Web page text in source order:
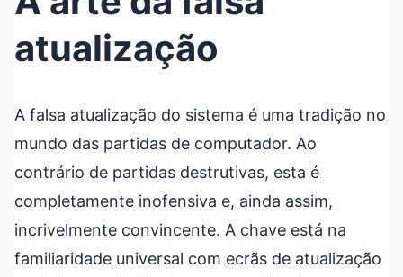
atualização
A falsa atualização do sistema é uma tradição no
mundo das partidas de computador. Ao
contrário de partidas destrutivas, esta é
completamente inofensiva e, ainda assim,
incrivelmente convincente. A chave está na
familiaridade universal com ecrãs de atualização